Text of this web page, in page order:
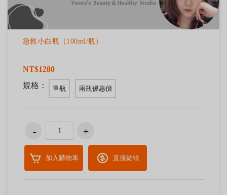
急救小白瓶（100ml/瓶）
NT$1280
規格：
單瓶 兩瓶優惠價
加入購物車 直接結帳